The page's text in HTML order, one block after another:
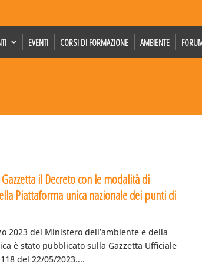
EVENTI CORSI DI FORMAZIONE AMBIENTE
il Decreto con le modalità di
Piattaforma unica nazionale dei punti di
2023 del Ministero dell’ambiente e della
è stato pubblicato sulla Gazzetta Ufficiale
del 22/05/2023....